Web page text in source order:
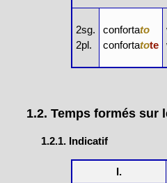
2sg.
2pl.
confortato
confortatote
1.2. Temps formés sur
1.2.1. Indicatif
I.